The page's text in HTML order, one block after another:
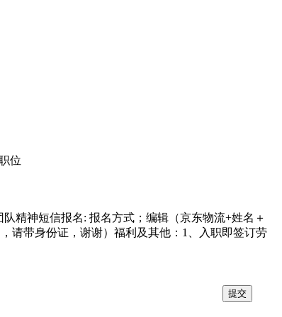
位
精神短信报名: 报名方式；编辑（京东物流+姓名＋
请带身份证，谢谢）福利及其他：1、入职即签订劳